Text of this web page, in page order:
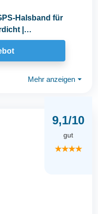
Halsband für
|
Mehr anzeigen ⏷
9,1/10
gut
★★★★